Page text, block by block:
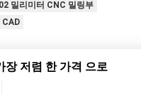
밀리미터 CNC 밀링부
CAD
장 저렴 한 가격 으로